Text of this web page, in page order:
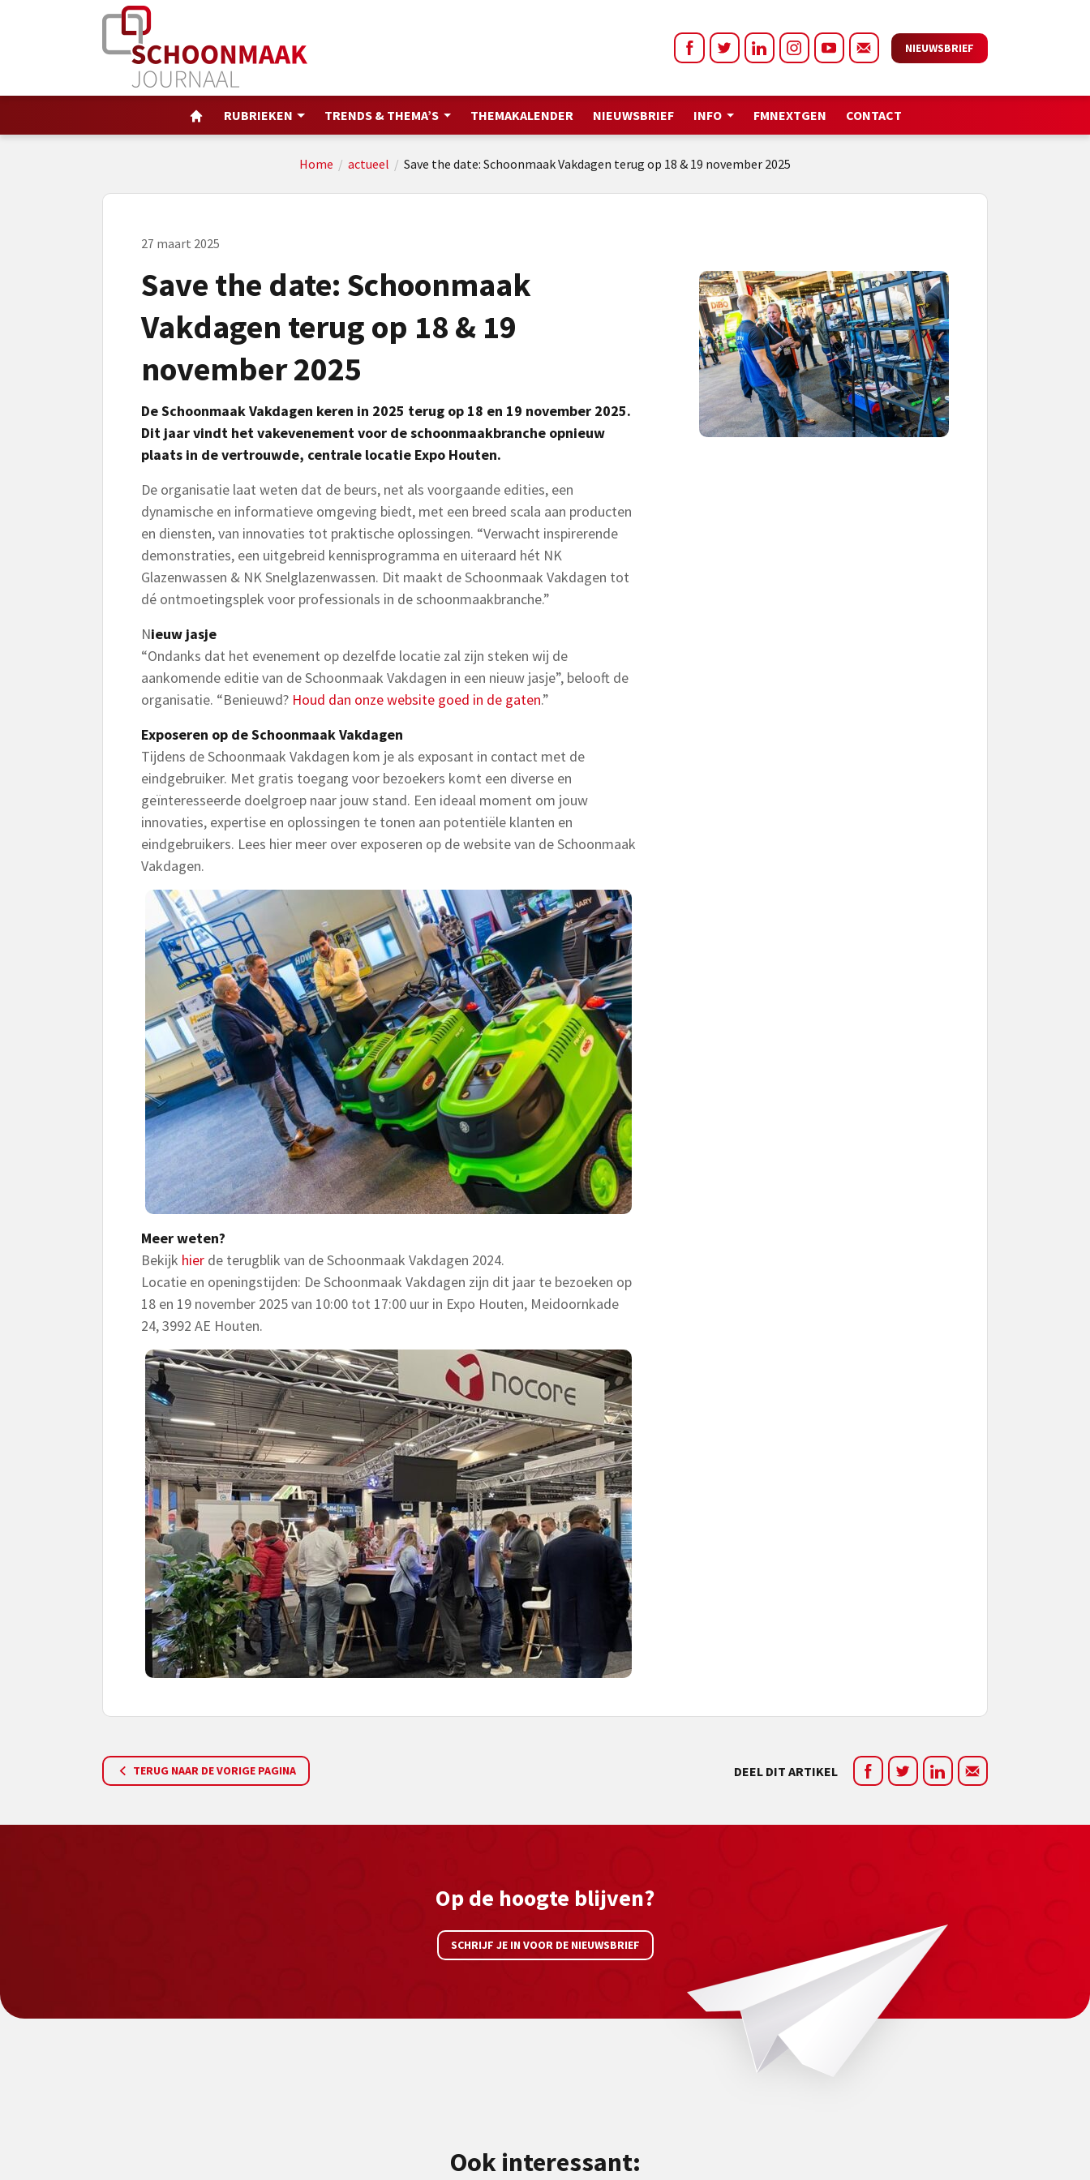
NIEUWSBRIEF
RUBRIEKEN TRENDS & THEMA’S THEMAKALENDER NIEUWSBRIEF INFO FMNEXTGEN CONTACT
Home / actueel / Save the date: Schoonmaak Vakdagen terug op 18 & 19 november 2025
27 maart 2025
Save the date: Schoonmaak
Vakdagen terug op 18 & 19
november 2025
De Schoonmaak Vakdagen keren in 2025 terug op 18 en 19 november 2025.
Dit jaar vindt het vakevenement voor de schoonmaakbranche opnieuw
plaats in de vertrouwde, centrale locatie Expo Houten.
De organisatie laat weten dat de beurs, net als voorgaande edities, een
dynamische en informatieve omgeving biedt, met een breed scala aan producten
en diensten, van innovaties tot praktische oplossingen. “Verwacht inspirerende
demonstraties, een uitgebreid kennisprogramma en uiteraard hét NK
Glazenwassen & NK Snelglazenwassen. Dit maakt de Schoonmaak Vakdagen tot
dé ontmoetingsplek voor professionals in de schoonmaakbranche.”
Nieuw jasje
“Ondanks dat het evenement op dezelfde locatie zal zijn steken wij de
aankomende editie van de Schoonmaak Vakdagen in een nieuw jasje”, belooft de
organisatie. “Benieuwd? Houd dan onze website goed in de gaten.”
Exposeren op de Schoonmaak Vakdagen
Tijdens de Schoonmaak Vakdagen kom je als exposant in contact met de
eindgebruiker. Met gratis toegang voor bezoekers komt een diverse en
geïnteresseerde doelgroep naar jouw stand. Een ideaal moment om jouw
innovaties, expertise en oplossingen te tonen aan potentiële klanten en
eindgebruikers. Lees hier meer over exposeren op de website van de Schoonmaak
Vakdagen.
Meer weten?
Bekijk hier de terugblik van de Schoonmaak Vakdagen 2024.
Locatie en openingstijden: De Schoonmaak Vakdagen zijn dit jaar te bezoeken op
18 en 19 november 2025 van 10:00 tot 17:00 uur in Expo Houten, Meidoornkade
24, 3992 AE Houten.
TERUG NAAR DE VORIGE PAGINA DEEL DIT ARTIKEL
Op de hoogte blijven?
SCHRIJF JE IN VOOR DE NIEUWSBRIEF
Ook interessant: